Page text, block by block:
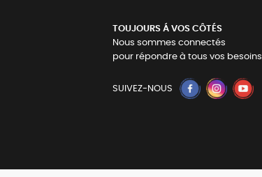
TOUJOURS Á VOS CÔTÉS
Nous sommes connectés
pour répondre à tous vos besoins
SUIVEZ-NOUS